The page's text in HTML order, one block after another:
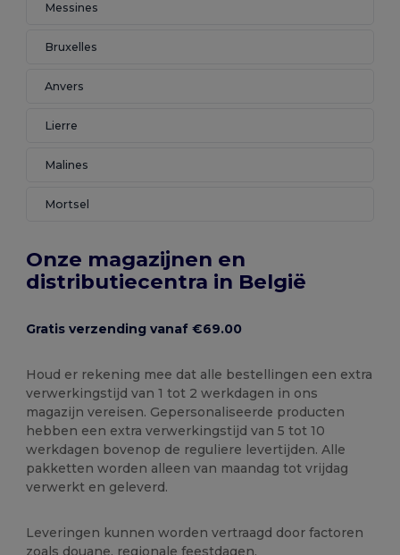
Messines
Bruxelles
Anvers
Lierre
Malines
Mortsel
Onze magazijnen en
distributiecentra in België
Gratis verzending vanaf €69.00
Houd er rekening mee dat alle bestellingen een extra
verwerkingstijd van 1 tot 2 werkdagen in ons
magazijn vereisen. Gepersonaliseerde producten
hebben een extra verwerkingstijd van 5 tot 10
werkdagen bovenop de reguliere levertijden. Alle
pakketten worden alleen van maandag tot vrijdag
verwerkt en geleverd.
Leveringen kunnen worden vertraagd door factoren
zoals douane, regionale feestdagen,